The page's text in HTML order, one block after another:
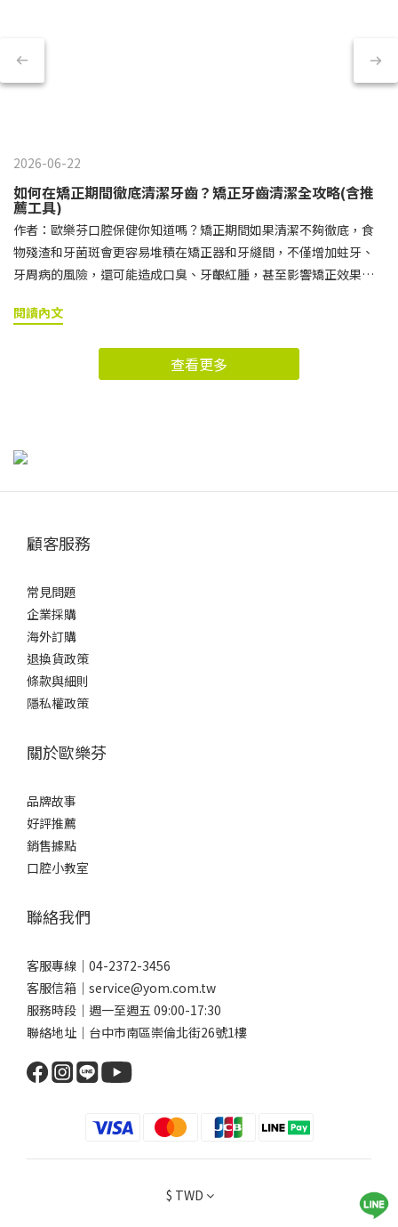
2026-06-22
如何在矯正期間徹底清潔牙齒？矯正牙齒清潔全攻略(含推
薦工具)
作者：歐樂芬口腔保健你知道嗎？矯正期間如果清潔不夠徹底，食
物殘渣和牙菌斑會更容易堆積在矯正器和牙縫間，不僅增加蛀牙、
牙周病的風險，還可能造成口臭、牙齦紅腫，甚至影響矯正效果。
矯正牙齒清潔。 接下來小編就要帶你了解，為什麼矯正期間的牙齒
矯正牙齒清潔工具，讓牙套周圍與牙縫都能清潔到位。矯正牙齒清
潔快速導讀區矯正牙齒清潔的基本守則矯正牙齒清潔工具推薦與使
牙齒上多了矯正器與鋼絲，更容易藏匿食物殘渣與牙菌斑。除了每
但若吃了柑橘、醋類、碳酸飲料等酸性食物，牙齒琺瑯質可能會暫
物是否偏酸，參考醫師建議，可先用清水漱口，等待約30分鐘後再
暫時減少食物殘留，再找機會仔細清潔，降低蛀牙與牙周問題的風
險。正確刷牙方式矯正器讓清潔更具挑戰，但只要掌握方法就能有
效維持口腔健康哦：選擇工具：建議使用小刷頭、軟毛牙刷，或專
為矯正設計的V字型牙刷，方便深入牙套周圍。刷牙角度：牙刷與牙
齦呈45度角，輕柔以小範圍畫圓方式刷牙。特別要注意牙套上下
方、牙縫與咬合面。清潔步驟：先刷上排外側，再刷下排外側。接
角。時間掌握：每次刷牙應至少3分鐘，耐心地慢慢清潔每顆牙齒。
貼心提醒：可搭配矯正專用牙間刷或牙線穿引器，協助清潔矯正器
工具推薦與使用方式以下工具都是牙齒矯正期間常見、實用又值得
推薦的清潔利器。 你可以依照自己的矯正階段與口腔狀況選擇搭配
使用，達到更全面的清潔效果唷。1. 沖牙機（口腔沖洗器）利用高
壓水流沖洗牙縫、牙齦溝與矯正器周圍，能有效帶走大部分食物殘
或牙線。使用方式建議：調整水柱強度為中低模式，避免強力沖擊
流能「從下往上／從旁邊往中間」滲入殘渣縫隙。每天最後一個清
潔階段使用，幫助沖走刷牙／牙線之後還未被帶走的微粒。2. 矯正
專用牙刷（V字型/分段刷毛設計）因為矯正器會突出佔據牙面，普
通牙刷的刷毛難以完全接觸到矯正器下方及牙縫。專為矯正設計的
的輪廓。使用方式建議：斜角（45°）刷毛對齒頸與牙面，確保能刷
後來回約10～15下，慢慢刷，不急。 刷完外側、內側與咬合面後，
記得用刷頭尖端清刷矯正器邊緣。3. 牙間刷與單束毛牙刷矯正器周
圍常有刷不到的縫隙，牙間刷與單束毛刷在這部分特別實用。牙間
刷：刷頭較小、刷毛呈圓/圓柱狀，適合清潔矯正器與牙齒間較大的
縫隙。使用時將牙間刷輕插入縫隙，前後來回滑動清潔。單束毛牙
閱讀內文
查看更多
顧客服務
常見問題
企業採購
海外訂購
退換貨政策
條款與細則
隱私權政策
關於歐樂芬
品牌故事
好評推薦
銷售據點
口腔小教室
聯絡我們
客服專線｜04-2372-3456
客服信箱｜service@yom.com.tw
服務時段｜週一至週五 09:00-17:30
聯絡地址｜台中市南區崇倫北街26號1樓
$ TWD